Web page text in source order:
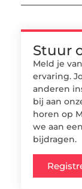
Stuur
Meld je
ervaring.
anderen
bij aan
horen op
we aan
bijdragen.